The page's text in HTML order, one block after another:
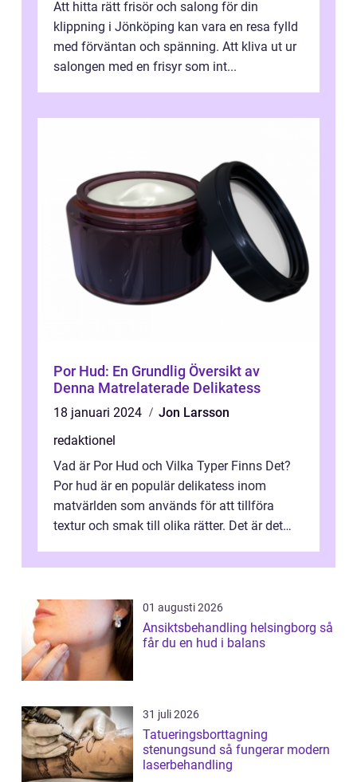
Att hitta rätt frisör och salong för din
klippning i Jönköping kan vara en resa fylld
med förväntan och spänning. Att kliva ut ur
salongen med en frisyr som int...
Por Hud: En Grundlig Översikt av
Denna Matrelaterade Delikatess
18 januari 2024
Jon Larsson
redaktionel
Vad är Por Hud och Vilka Typer Finns Det?
Por hud är en populär delikatess inom
matvärlden som används för att tillföra
textur och smak till olika rätter. Det är det
01 augusti 2026
Ansiktsbehandling helsingborg så
får du en hud i balans
31 juli 2026
Tatueringsborttagning
stenungsund så fungerar modern
laserbehandling